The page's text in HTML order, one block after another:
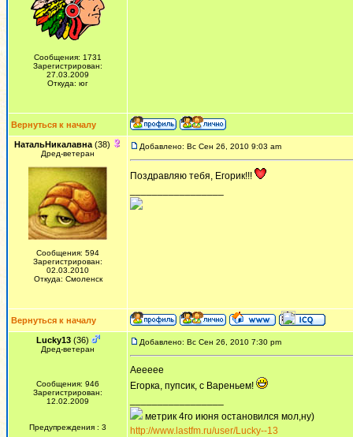
Сообщения: 1731
Зарегистрирован:
27.03.2009
Откуда: юг
Вернуться к началу
НатальНикалавна (38)
Дред-ветеран
Сообщения: 594
Зарегистрирован:
02.03.2010
Откуда: Смоленск
Добавлено: Вс Сен 26, 2010 9:03 am
Поздравляю тебя, Егорик!!!
Вернуться к началу
Lucky13(36)
Дред-ветеран
Сообщения: 946
Зарегистрирован:
12.02.2009
Предупреждения : 3
Добавлено: Вс Сен 26, 2010 7:30 pm
Аеееее
Егорка, пупсик, с Вареньем!
метрик 4го июня остановился мол,ну)
http://www.lastfm.ru/user/Lucky--13